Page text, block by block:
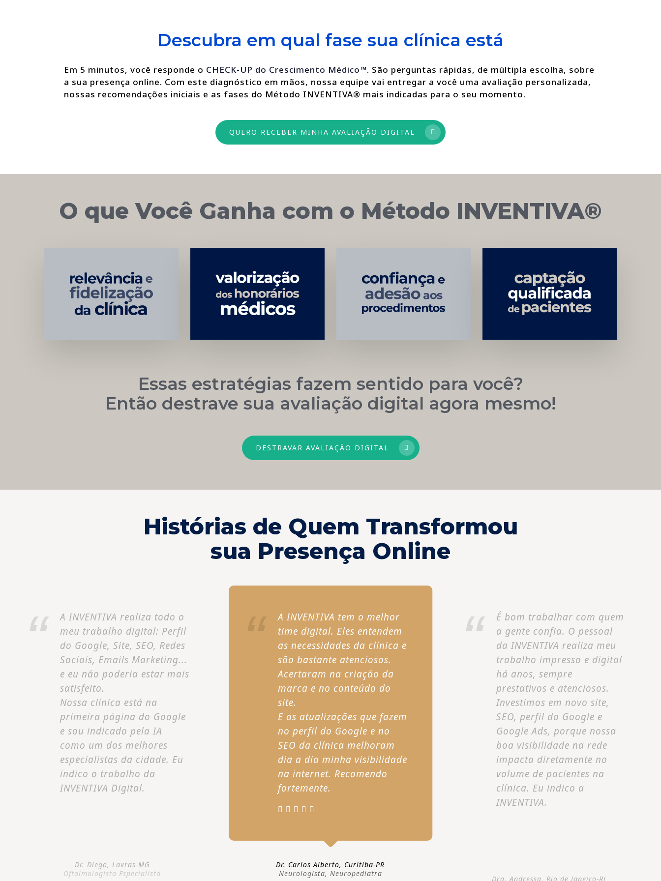
oportunidades.
de
estar
topo
do
ranking.
reconhecido
referência
médica.
melhor
24h
/
7
dias.
Descubra em qual fase sua clínica está
Em 5 minutos, você responde o CHECK-UP do Crescimento Médico™. São perguntas rápidas, de múltipla escolha, sobre
a sua presença online. Com este diagnóstico em mãos, nossa equipe vai entregar a você uma avaliação personalizada,
nossas recomendações iniciais e as fases do Método INVENTIVA® mais indicadas para o seu momento.
QUERO RECEBER MINHA AVALIAÇÃO DIGITAL
O que Você Ganha com o Método INVENTIVA®
Networking
e
Autoridade
Institucional
Menor
Dependência
de
Convênios
Construção
Sustentável
da
Marca
Carreira
Médica
Mais
Próspera
Essas estratégias fazem sentido para você?
Então destrave sua avaliação digital agora mesmo!
DESTRAVAR AVALIAÇÃO DIGITAL
Histórias de Quem Transformou
sua Presença Online
A INVENTIVA tem o melhor
time digital. Eles entendem
as necessidades da clínica e
são bastante atenciosos.
Acertaram na criação da
marca e no conteúdo do
site.
E as atualizações que fazem
no perfil do Google e no
SEO da clínica melhoram
dia a dia minha visibilidade
na internet. Recomendo
fortemente.
Dr. Carlos Alberto, Curitiba-PR
Neurologista, Neuropediatra
É bom trabalhar com quem
a gente confia. O pessoal
da INVENTIVA realiza meu
trabalho impresso e digital
há anos, sempre
prestativos e atenciosos.
Investimos em novo site,
SEO, perfil do Google e
Google Ads, porque nossa
boa visibilidade na rede
impacta diretamente no
volume de pacientes na
clínica. Eu indico a
INVENTIVA.
Dra. Andressa, Rio de Janeiro-RJ
A INVENTIVA realiza todo o
meu trabalho digital: Perfil
do Google, Site, SEO, Redes
Sociais, Emails Marketing...
e eu não poderia estar mais
satisfeito.
Nossa clínica está na
primeira página do Google
e sou indicado pela IA
como um dos melhores
especialistas da cidade. Eu
indico o trabalho da
INVENTIVA Digital.
Dr. Diego, Lavras-MG
Oftalmologista Especialista